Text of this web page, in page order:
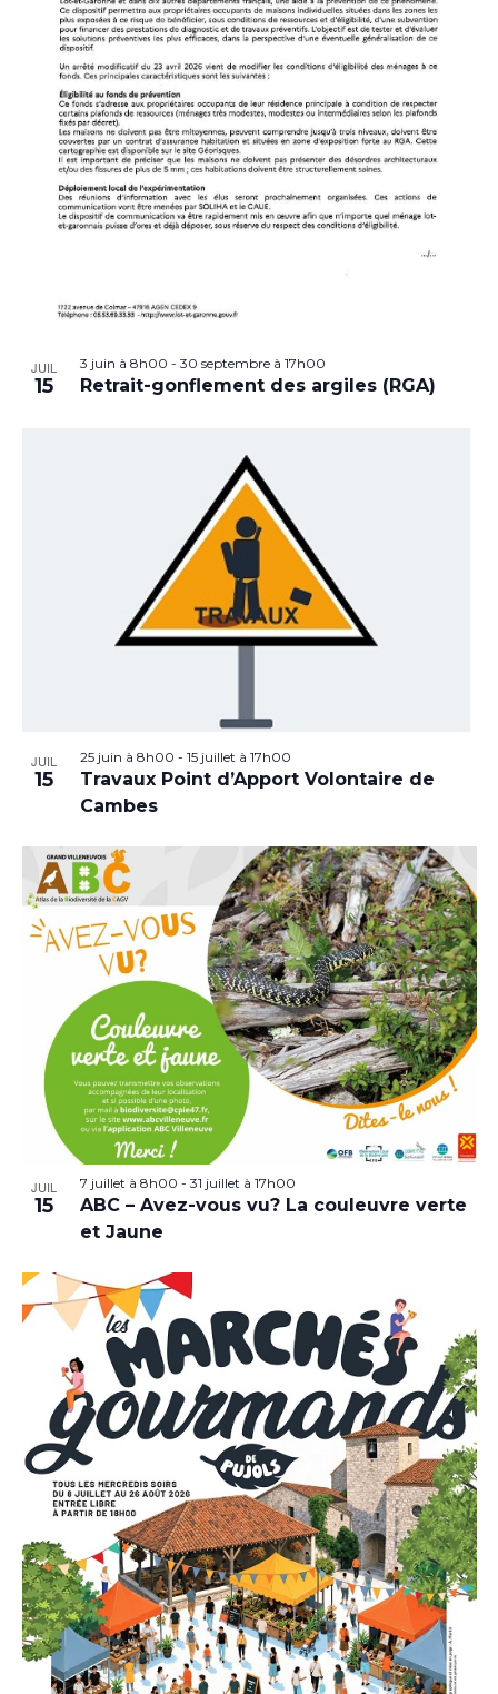
JUIL
15
3 juin à 8h00 - 30 septembre à 17h00
Retrait-gonflement des argiles (RGA)
JUIL
15
25 juin à 8h00 - 15 juillet à 17h00
Travaux Point d’Apport Volontaire de
Cambes
JUIL
15
7 juillet à 8h00 - 31 juillet à 17h00
ABC – Avez-vous vu? La couleuvre verte
et Jaune